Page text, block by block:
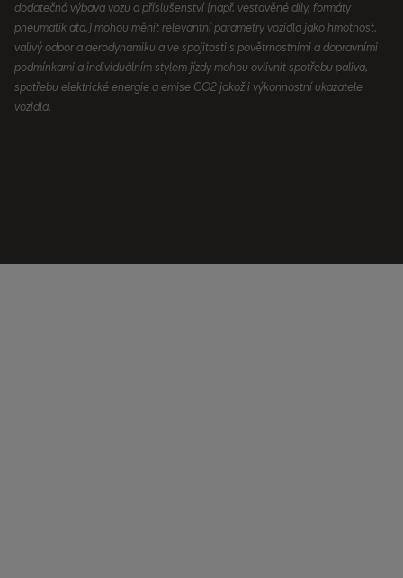
dodatečná výbava vozu a příslušenství (např. vestavěné díly, formáty
pneumatik atd.) mohou měnit relevantní parametry vozidla jako hmotnost,
valivý odpor a aerodynamiku a ve spojitosti s povětrnostními a dopravními
podmínkami a individuálním stylem jízdy mohou ovlivnit spotřebu paliva,
spotřebu elektrické energie a emise CO2 jakož i výkonnostní ukazatele
vozidla.